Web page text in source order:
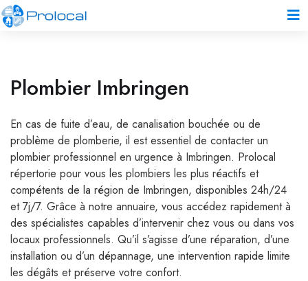
Plombier Imbringen
En cas de fuite d’eau, de canalisation bouchée ou de
problème de plomberie, il est essentiel de contacter un
plombier professionnel en urgence à Imbringen. Prolocal
répertorie pour vous les plombiers les plus réactifs et
compétents de la région de Imbringen, disponibles 24h/24
et 7j/7. Grâce à notre annuaire, vous accédez rapidement à
des spécialistes capables d’intervenir chez vous ou dans vos
locaux professionnels. Qu’il s’agisse d’une réparation, d’une
installation ou d’un dépannage, une intervention rapide limite
les dégâts et préserve votre confort.